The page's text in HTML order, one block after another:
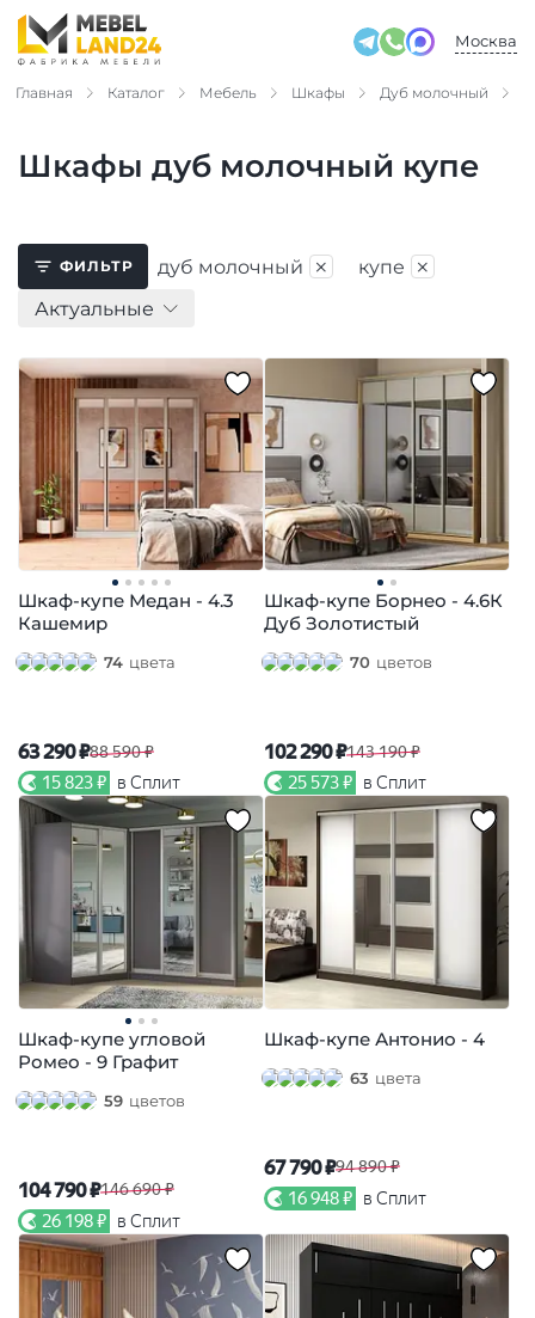
Москва
Главная Каталог Мебель Шкафы Дуб молочный
Шкафы дуб молочный купе
ФИЛЬТР дуб молочный × купе ×
Актуальные
Шкаф-купе Медан - 4.3
Кашемир
74 цвета
63 290 ₽88 590 ₽
15 823 ₽ в Сплит
Шкаф-купе Борнео - 4.6К
Дуб Золотистый
70 цветов
102 290 ₽143 190 ₽
25 573 ₽ в Сплит
Шкаф-купе угловой
Ромео - 9 Графит
59 цветов
104 790 ₽146 690 ₽
26 198 ₽ в Сплит
Шкаф-купе Антонио - 4
63 цвета
67 790 ₽94 890 ₽
16 948 ₽ в Сплит